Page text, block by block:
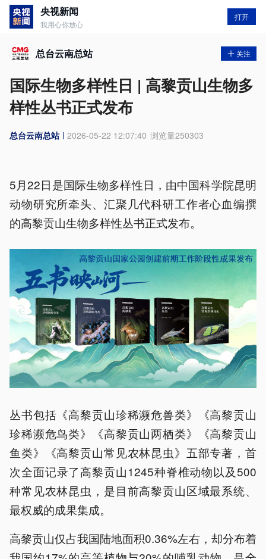
央视新闻
我用心你放心
打开
总台云南总站 关注
国际生物多样性日 | 高黎贡山生物多
样性丛书正式发布
总台云南总站 2026-05-22 12:07:40 浏览量250303
5月22日是国际生物多样性日，由中国科学院昆明
动物研究所牵头、汇聚几代科研工作者心血编撰
的高黎贡山生物多样性丛书正式发布。
丛书包括《高黎贡山珍稀濒危兽类》《高黎贡山
珍稀濒危鸟类》《高黎贡山两栖类》《高黎贡山
鱼类》《高黎贡山常见农林昆虫》五部专著，首
次全面记录了高黎贡山1245种脊椎动物以及500
种常见农林昆虫，是目前高黎贡山区域最系统、
最权威的成果集成。
高黎贡山仅占我国陆地面积0.36%左右，却分布着